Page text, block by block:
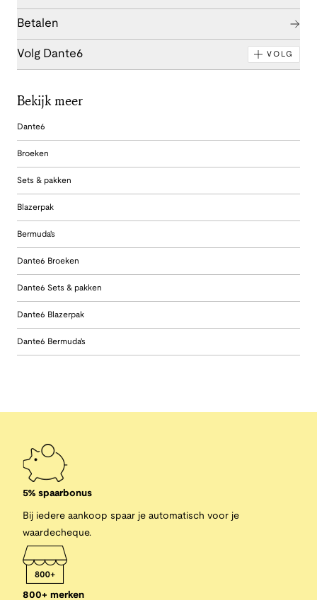
Betalen
Volg Dante6 VOLG
Bekijk meer
Dante6
Broeken
Sets & pakken
Blazerpak
Bermuda's
Dante6 Broeken
Dante6 Sets & pakken
Dante6 Blazerpak
Dante6 Bermuda's
5% spaarbonus
Bij iedere aankoop spaar je automatisch voor je
waardecheque.
800+ merken